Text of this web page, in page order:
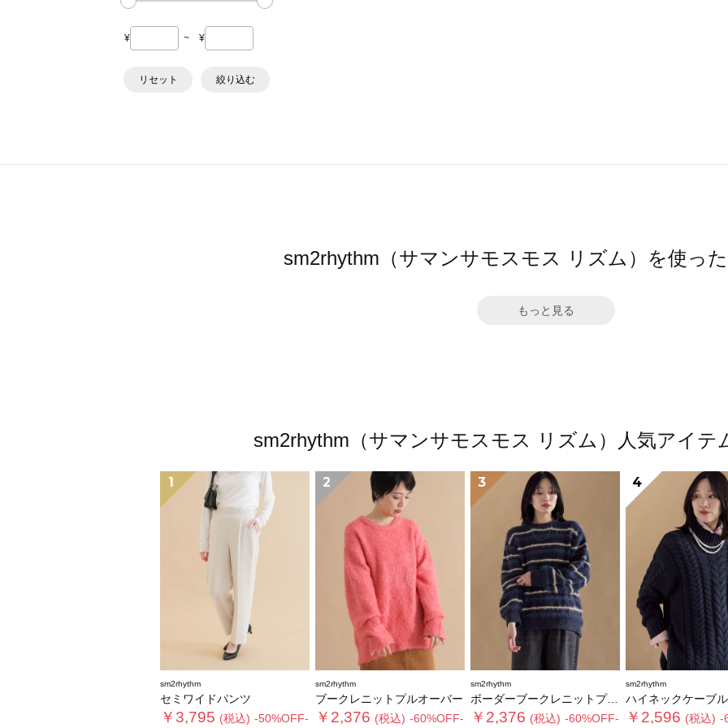
¥ ~ ¥
リセット 絞り込む
sm2rhythm（サマンサモスモス リズム）を使っ
もっと見る
sm2rhythm（サマンサモスモス リズム）人気アイテ
1
sm2rhythm
セミワイドパンツ
￥3,795 (税込) -50%OFF-
2
sm2rhythm
ブークレニットプルオーバー
￥2,376 (税込) -60%OFF-
3
sm2rhythm
ボーダーブークレニットプルオーバー
￥2,376 (税込) -60%OFF-
4
sm2rhythm
ハイネックケーブルニットプ
￥2,596 (税込) -